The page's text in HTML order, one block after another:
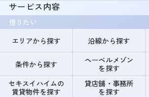
サービス内容
借りたい
エリアから探す
沿線から探す
条件から探す
ヘーベルメゾン
を探す
セキスイハイムの
賃貸物件を探す
貸店舗・事務所
を探す